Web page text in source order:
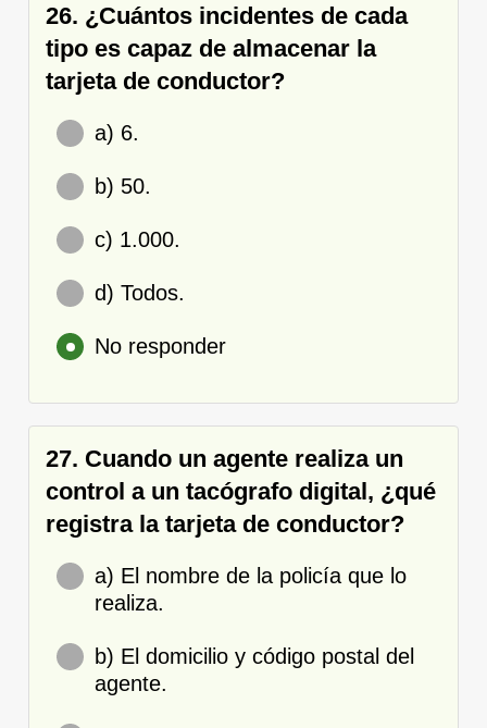
26. ¿Cuántos incidentes de cada
tipo es capaz de almacenar la
tarjeta de conductor?
a) 6.
b) 50.
c) 1.000.
d) Todos.
No responder
27. Cuando un agente realiza un
control a un tacógrafo digital, ¿qué
registra la tarjeta de conductor?
a) El nombre de la policía que lo
realiza.
b) El domicilio y código postal del
agente.